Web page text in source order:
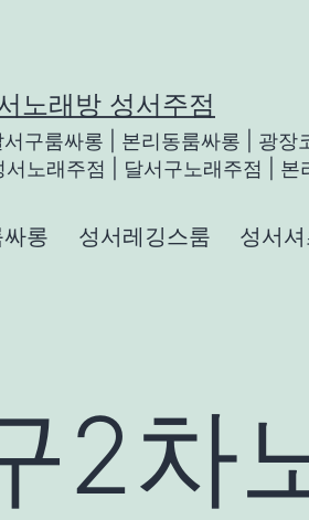
노래방 성서주점
구룸싸롱 | 본리동룸싸롱 | 광
노래주점 | 달서구노래주점 |
롱 성서레깅스룸 성서
2차